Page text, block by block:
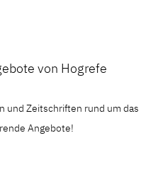
von Hogrefe
und Zeitschriften rund um das
Angebote!